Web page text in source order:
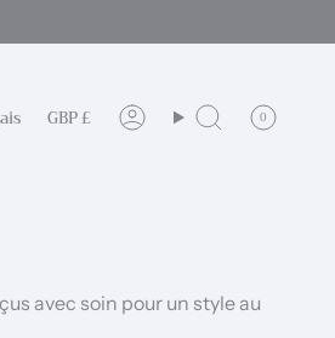
Devise
GBP £ CompteRecherche
0
avec soin pour un style au